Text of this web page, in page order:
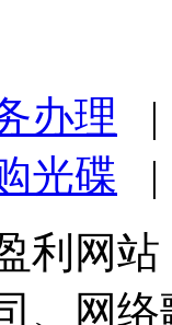
办理
光碟
利网
、网